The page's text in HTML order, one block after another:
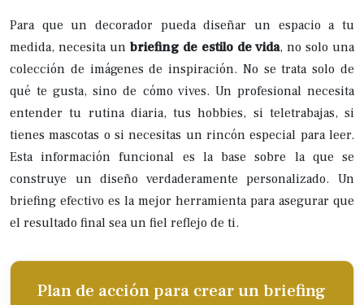
Para que un decorador pueda diseñar un espacio a tu
medida, necesita un briefing de estilo de vida, no solo una
colección de imágenes de inspiración. No se trata solo de
qué te gusta, sino de cómo vives. Un profesional necesita
entender tu rutina diaria, tus hobbies, si teletrabajas, si
tienes mascotas o si necesitas un rincón especial para leer.
Esta información funcional es la base sobre la que se
construye un diseño verdaderamente personalizado. Un
briefing efectivo es la mejor herramienta para asegurar que
el resultado final sea un fiel reflejo de ti.
Plan de acción para crear un briefing